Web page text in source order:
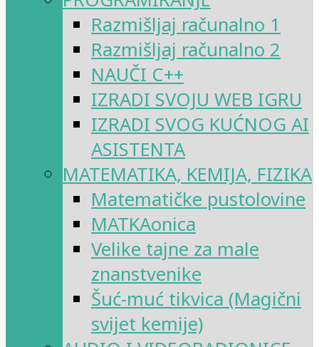
Razmišljaj računalno 1
Razmišljaj računalno 2
NAUČI C++
IZRADI SVOJU WEB IGRU
IZRADI SVOG KUĆNOG AI
ASISTENTA
MATEMATIKA, KEMIJA, FIZIKA
Matematičke pustolovine
MATKAonica
Velike tajne za male
znanstvenike
Šuć-muć tikvica (Magični
svijet kemije)